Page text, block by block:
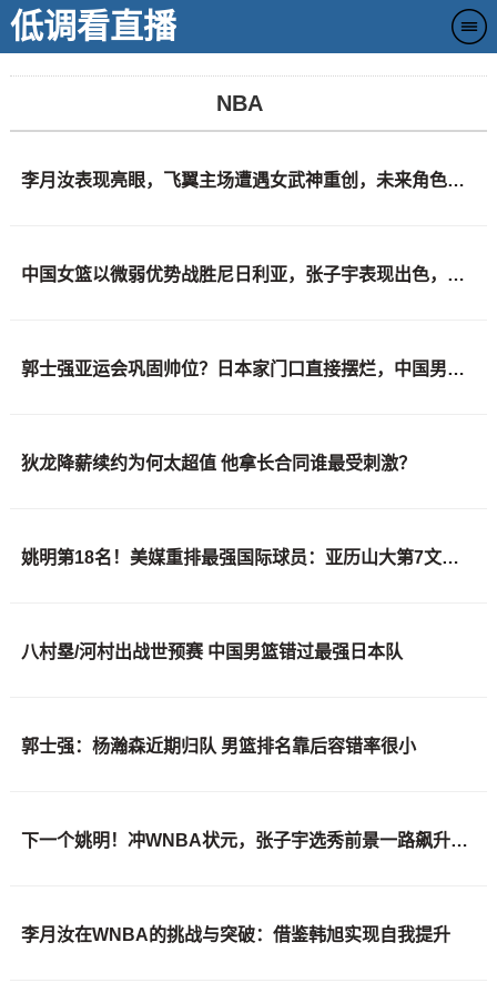
低调看直播
NBA
李月汝表现亮眼，飞翼主场遭遇女武神重创，未来角色仍待明确！
中国女篮以微弱优势战胜尼日利亚，张子宇表现出色，后卫线问题严峻！
郭士强亚运会巩固帅位？日本家门口直接摆烂，中国男篮全主力出击
狄龙降薪续约为何太超值 他拿长合同谁最受刺激？
姚明第18名！美媒重排最强国际球员：亚历山大第7文班亚马屈居50
八村塁/河村出战世预赛 中国男篮错过最强日本队
郭士强：杨瀚森近期归队 男篮排名靠后容错率很小
下一个姚明！冲WNBA状元，张子宇选秀前景一路飙升，位居第二位
李月汝在WNBA的挑战与突破：借鉴韩旭实现自我提升